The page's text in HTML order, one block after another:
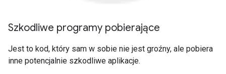
Szkodliwe programy pobierające
Jest to kod, który sam w sobie nie jest groźny, ale pobiera
inne potencjalnie szkodliwe aplikacje.